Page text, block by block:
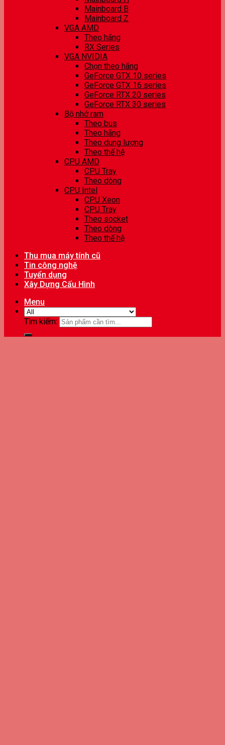
Mainboard B
Mainboard Z
VGA AMD
Theo hãng
RX Series
VGA NVIDIA
Chọn theo hãng
GeForce GTX 10 series
GeForce GTX 16 series
GeForce RTX 20 series
GeForce RTX 30 series
Bộ nhớ ram
Theo bus
Theo hãng
Theo dung lượng
Theo thế hệ
CPU AMD
CPU Tray
Theo dòng
CPU Intel
CPU Xeon
CPU Tray
Theo socket
Theo dòng
Theo thế hệ
Thu mua máy tính cũ
Tin công nghệ
Tuyển dụng
Xây Dựng Cấu Hình
Menu
Tìm kiếm: